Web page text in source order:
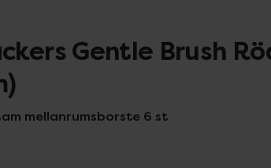
Gentle Brush
mellanrumsborste 6 st